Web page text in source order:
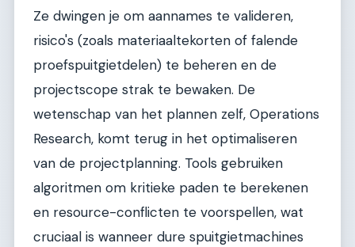
Ze dwingen je om aannames te valideren,
risico's (zoals materiaaltekorten of falende
proefspuitgietdelen) te beheren en de
projectscope strak te bewaken. De
wetenschap van het plannen zelf, Operations
Research, komt terug in het optimaliseren
van de projectplanning. Tools gebruiken
algoritmen om kritieke paden te berekenen
en resource-conflicten te voorspellen, wat
cruciaal is wanneer dure spuitgietmachines